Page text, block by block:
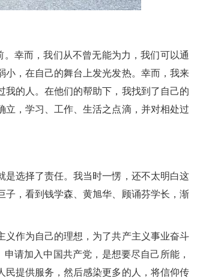
幸而，我们从不曾无能为力，我们可以通
，在自己的舞台上发光发热。幸而，我来
的人。在他们的帮助下，我找到了自己的
，学习、工作、生活之点滴，并对相处过
选择了责任。我当时一愣，还不太明白这
，看到钱学森、黄旭华、顾诵芬学长，渐
作为自己的理想，为了共产主义事业奋斗
请加入中国共产党，是想要尽自己所能，
提供服务，然后感染更多的人，将信仰传